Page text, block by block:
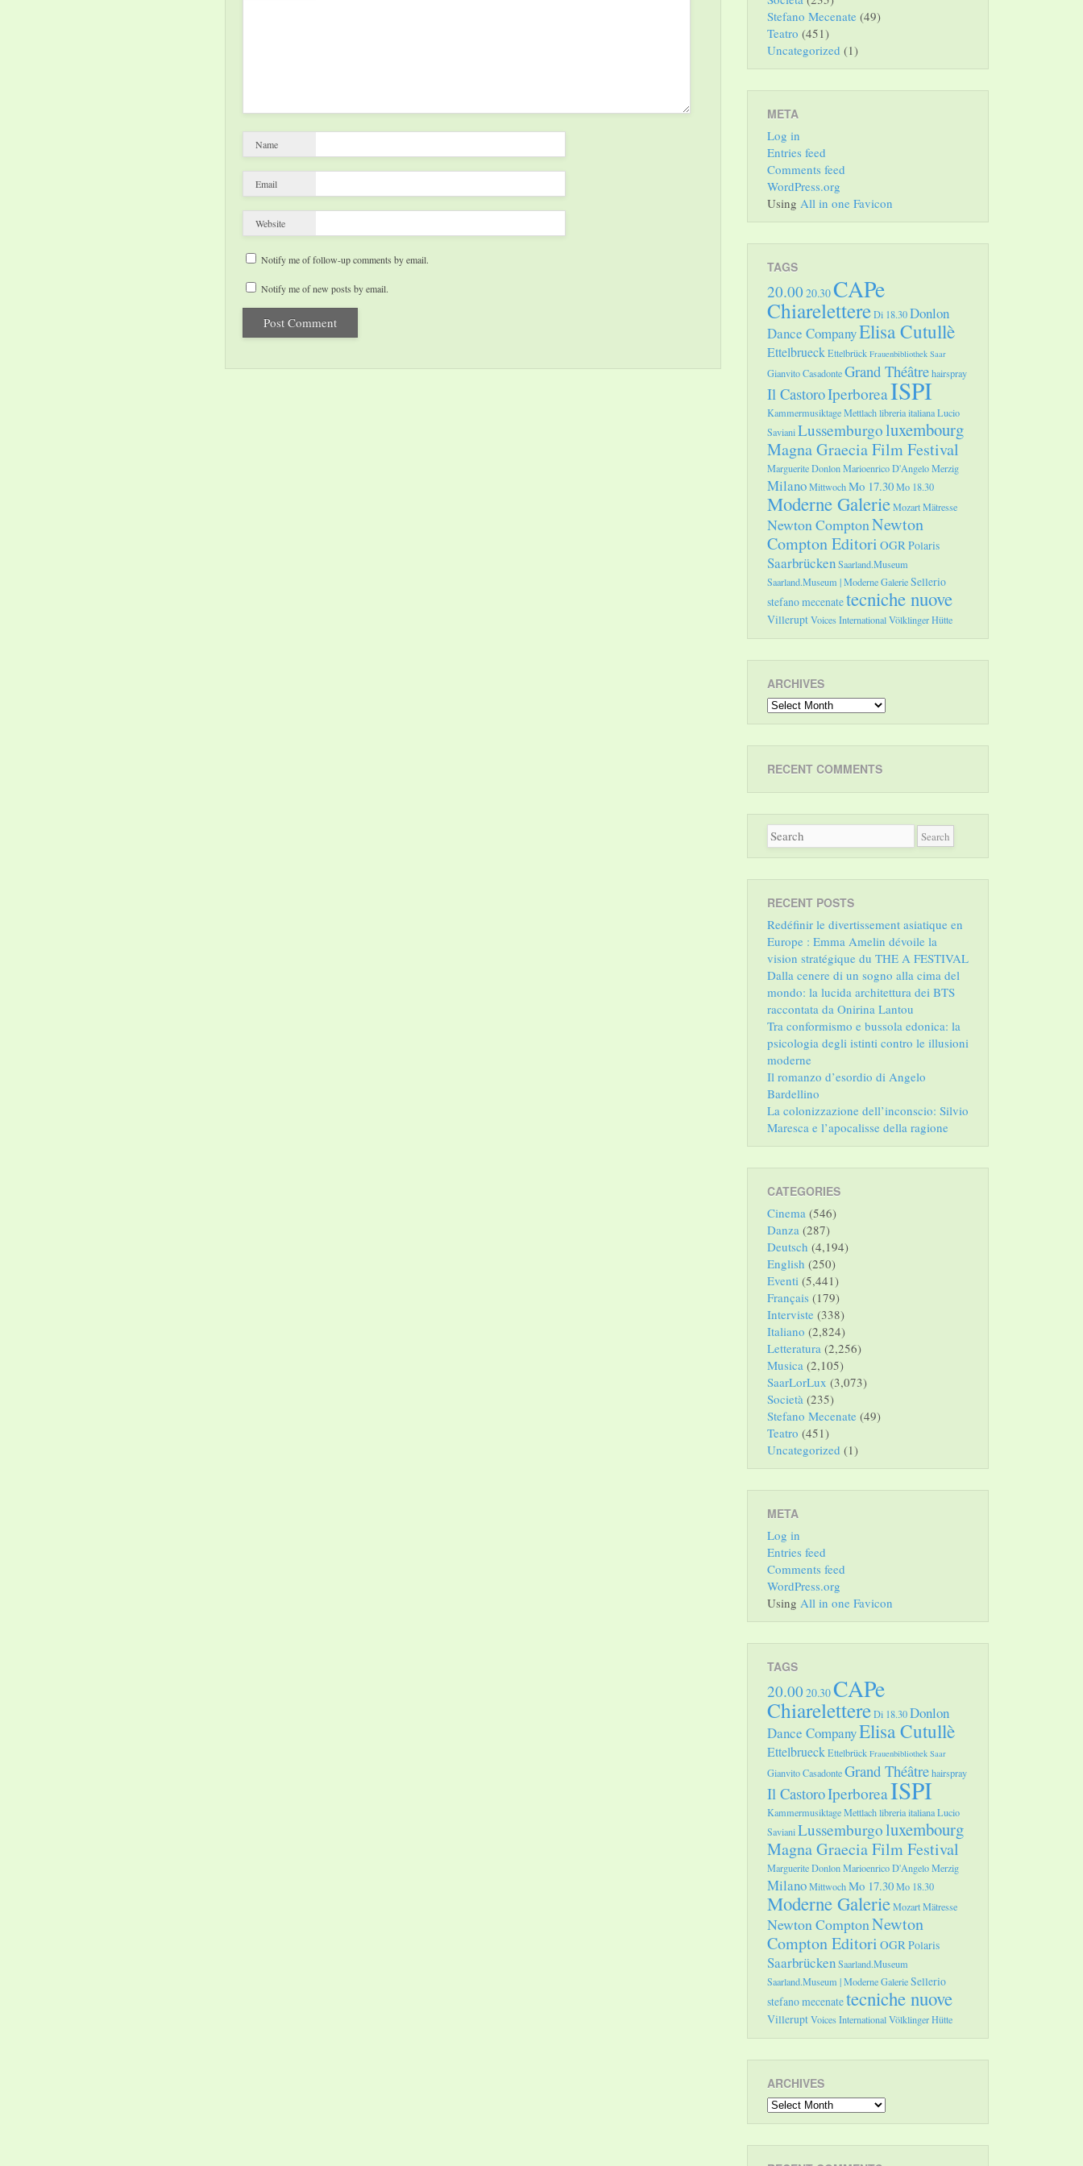
Name
Email
Website
Notify me of follow-up comments by email.
Notify me of new posts by email.
Stefano Mecenate (49)
Teatro (451)
Uncategorized (1)
META
Log in
Entries feed
Comments feed
WordPress.org
Using All in one Favicon
TAGS
20.00 20.30CAPe
ChiarelettereDi 18.30Donlon
Dance CompanyElisa Cutullè
EttelbrueckEttelbrück Frauenbibliothek Saar
Gianvito CasadonteGrand Théâtrehairspray
Il CastoroIperboreaISPI
Kammermusiktage Mettlachlibreria italianaLucio
SavianiLussemburgoluxembourg
Magna Graecia Film Festival
Marguerite DonlonMarioenrico D'AngeloMerzig
MilanoMittwochMo 17.30Mo 18.30
Moderne GalerieMozartMätresse
Newton ComptonNewton
Compton Editori OGRPolaris
SaarbrückenSaarland.Museum
Saarland.Museum | Moderne GalerieSellerio
stefano mecenatetecniche nuove
VilleruptVoices InternationalVölklinger Hütte
ARCHIVES
Archives
RECENT COMMENTS
RECENT POSTS
Redéfinir le divertissement asiatique en
Europe : Emma Amelin dévoile la
vision stratégique du THE A FESTIVAL
Dalla cenere di un sogno alla cima del
mondo: la lucida architettura dei BTS
raccontata da Onirina Lantou
Tra conformismo e bussola edonica: la
psicologia degli istinti contro le illusioni
moderne
Il romanzo d’esordio di Angelo
Bardellino
La colonizzazione dell’inconscio: Silvio
Maresca e l’apocalisse della ragione
CATEGORIES
Cinema (546)
Danza (287)
Deutsch (4,194)
English (250)
Eventi (5,441)
Français (179)
Interviste (338)
Italiano (2,824)
Letteratura (2,256)
Musica (2,105)
SaarLorLux (3,073)
Società (235)
Stefano Mecenate (49)
Teatro (451)
Uncategorized (1)
META
Log in
Entries feed
Comments feed
WordPress.org
Using All in one Favicon
TAGS
20.00 20.30CAPe
ChiarelettereDi 18.30Donlon
Dance CompanyElisa Cutullè
EttelbrueckEttelbrück Frauenbibliothek Saar
Gianvito CasadonteGrand Théâtrehairspray
Il CastoroIperboreaISPI
Kammermusiktage Mettlachlibreria italianaLucio
SavianiLussemburgoluxembourg
Magna Graecia Film Festival
Marguerite DonlonMarioenrico D'AngeloMerzig
MilanoMittwochMo 17.30Mo 18.30
Moderne GalerieMozartMätresse
Newton ComptonNewton
Compton Editori OGRPolaris
SaarbrückenSaarland.Museum
Saarland.Museum | Moderne GalerieSellerio
stefano mecenatetecniche nuove
VilleruptVoices InternationalVölklinger Hütte
ARCHIVES
Archives